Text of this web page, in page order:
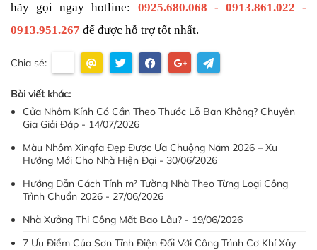
hãy gọi ngay hotline:
0925.680.068 - 0913.861.022 -
0913.951.267 để được hỗ trợ tốt nhất.
Chia sẻ:
Bài viết khác:
Cửa Nhôm Kính Có Cần Theo Thước Lỗ Ban Không? Chuyên
Gia Giải Đáp - 14/07/2026
Màu Nhôm Xingfa Đẹp Được Ưa Chuộng Năm 2026 – Xu
Hướng Mới Cho Nhà Hiện Đại - 30/06/2026
Hướng Dẫn Cách Tính m² Tường Nhà Theo Từng Loại Công
Trình Chuẩn 2026 - 27/06/2026
Nhà Xưởng Thi Công Mất Bao Lâu? - 19/06/2026
7 Ưu Điểm Của Sơn Tĩnh Điện Đối Với Công Trình Cơ Khí Xây